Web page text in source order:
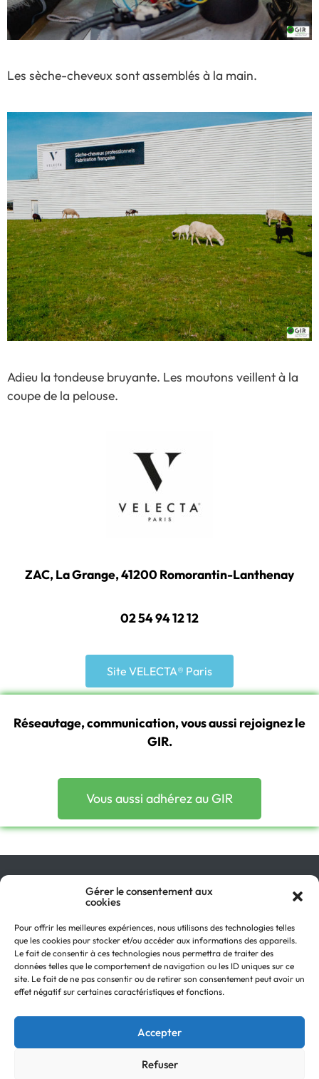
Gérer le consentement aux
cookies
Pour offrir les meilleures expériences, nous utilisons des technologies telles
que les cookies pour stocker et/ou accéder aux informations des appareils.
Le fait de consentir à ces technologies nous permettra de traiter des
données telles que le comportement de navigation ou les ID uniques sur ce
site. Le fait de ne pas consentir ou de retirer son consentement peut avoir un
effet négatif sur certaines caractéristiques et fonctions.
Accepter
Refuser
Les sèche-cheveux sont assemblés à la main.
Adieu la tondeuse bruyante. Les moutons veillent à la
coupe de la pelouse.
ZAC, La Grange, 41200 Romorantin-Lanthenay
02 54 94 12 12
Site VELECTA® Paris
Réseautage, communication, vous aussi rejoignez le
GIR.
Vous aussi adhérez au GIR
Qu’est-ce que le GIR ?
Pourquoi adhérer ?
On parle de nous !
Actualités
Contactez-nous
Recevez notre Newsletter
Recrutements
Politique de confidentialité
Retour en
haut